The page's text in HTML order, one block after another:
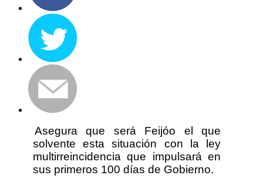
Asegura que será Feijóo el que
solvente esta situación con la ley
multirreincidencia que impulsará en
sus primeros 100 días de Gobierno.